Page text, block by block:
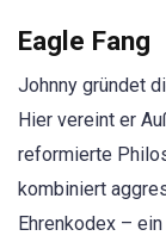
Eagle Fang
Johnny gründet
Hier vereint er
reformierte
kombiniert
Ehrenkodex –